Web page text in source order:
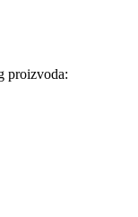
proizvoda: